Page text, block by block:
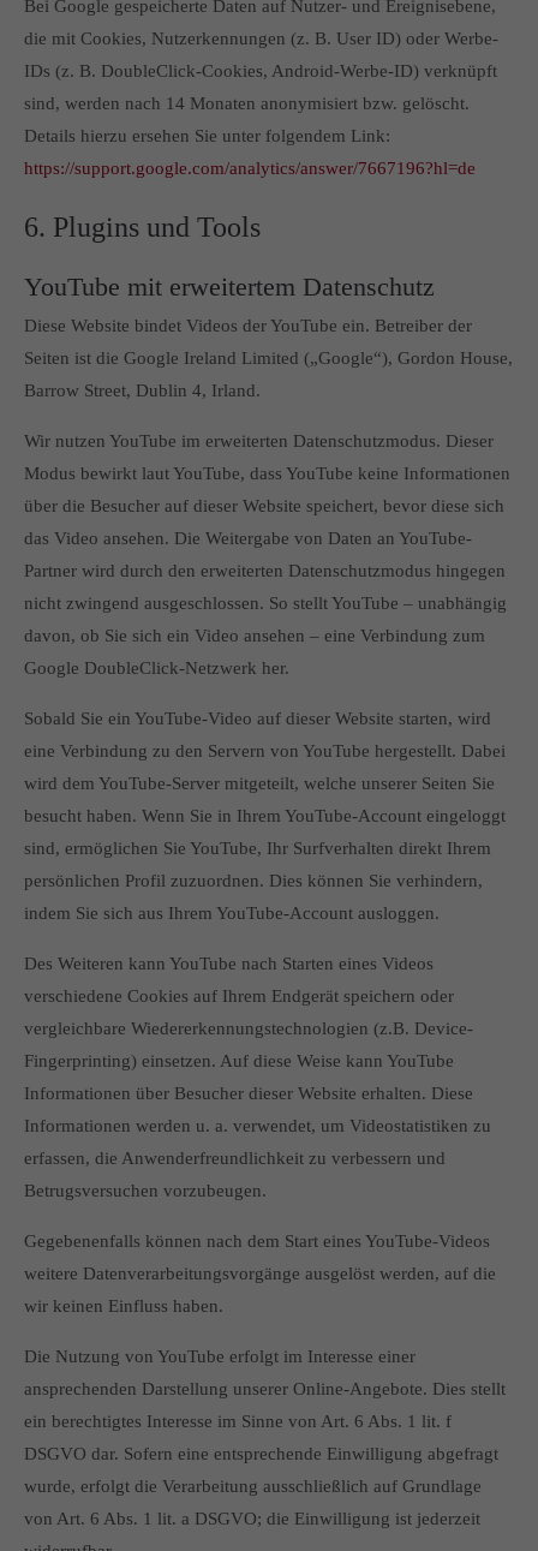
Bei Google gespeicherte Daten auf Nutzer- und Ereignisebene,
die mit Cookies, Nutzerkennungen (z. B. User ID) oder Werbe-
IDs (z. B. DoubleClick-Cookies, Android-Werbe-ID) verknüpft
sind, werden nach 14 Monaten anonymisiert bzw. gelöscht.
Details hierzu ersehen Sie unter folgendem Link:
https://support.google.com/analytics/answer/7667196?hl=de
6. Plugins und Tools
YouTube mit erweitertem Datenschutz
Diese Website bindet Videos der YouTube ein. Betreiber der
Seiten ist die Google Ireland Limited („Google“), Gordon House,
Barrow Street, Dublin 4, Irland.
Wir nutzen YouTube im erweiterten Datenschutzmodus. Dieser
Modus bewirkt laut YouTube, dass YouTube keine Informationen
über die Besucher auf dieser Website speichert, bevor diese sich
das Video ansehen. Die Weitergabe von Daten an YouTube-
Partner wird durch den erweiterten Datenschutzmodus hingegen
nicht zwingend ausgeschlossen. So stellt YouTube – unabhängig
davon, ob Sie sich ein Video ansehen – eine Verbindung zum
Google DoubleClick-Netzwerk her.
Sobald Sie ein YouTube-Video auf dieser Website starten, wird
eine Verbindung zu den Servern von YouTube hergestellt. Dabei
wird dem YouTube-Server mitgeteilt, welche unserer Seiten Sie
besucht haben. Wenn Sie in Ihrem YouTube-Account eingeloggt
sind, ermöglichen Sie YouTube, Ihr Surfverhalten direkt Ihrem
persönlichen Profil zuzuordnen. Dies können Sie verhindern,
indem Sie sich aus Ihrem YouTube-Account ausloggen.
Des Weiteren kann YouTube nach Starten eines Videos
verschiedene Cookies auf Ihrem Endgerät speichern oder
vergleichbare Wiedererkennungstechnologien (z.B. Device-
Fingerprinting) einsetzen. Auf diese Weise kann YouTube
Informationen über Besucher dieser Website erhalten. Diese
Informationen werden u. a. verwendet, um Videostatistiken zu
erfassen, die Anwenderfreundlichkeit zu verbessern und
Betrugsversuchen vorzubeugen.
Gegebenenfalls können nach dem Start eines YouTube-Videos
weitere Datenverarbeitungsvorgänge ausgelöst werden, auf die
wir keinen Einfluss haben.
Die Nutzung von YouTube erfolgt im Interesse einer
ansprechenden Darstellung unserer Online-Angebote. Dies stellt
ein berechtigtes Interesse im Sinne von Art. 6 Abs. 1 lit. f
DSGVO dar. Sofern eine entsprechende Einwilligung abgefragt
wurde, erfolgt die Verarbeitung ausschließlich auf Grundlage
von Art. 6 Abs. 1 lit. a DSGVO; die Einwilligung ist jederzeit